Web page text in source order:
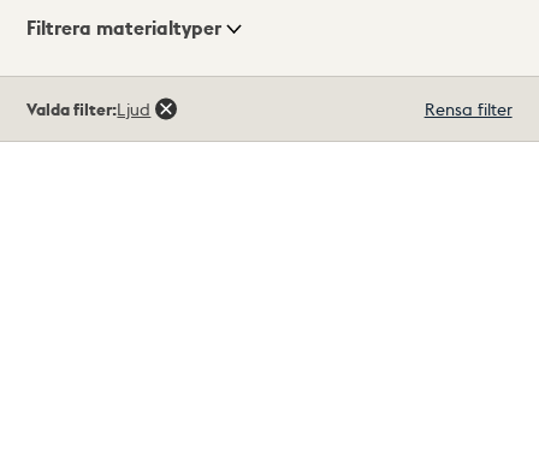
Visningsläge
Filtrera materialtyper
träffar
Valda filter:Ljud Rensa filter